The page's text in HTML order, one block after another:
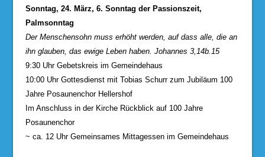
Sonntag, 24. März, 6. Sonntag der Passionszeit,
Palmsonntag
Der Menschensohn muss erhöht werden, auf dass alle, die an
ihn glauben, das ewige Leben haben. Johannes 3,14b.15
9:30 Uhr Gebetskreis im Gemeindehaus
10:00 Uhr Gottesdienst mit Tobias Schurr zum Jubiläum 100
Jahre Posaunenchor Hellershof
Im Anschluss in der Kirche Rückblick auf 100 Jahre
Posaunenchor
~ ca. 12 Uhr Gemeinsames Mittagessen im Gemeindehaus